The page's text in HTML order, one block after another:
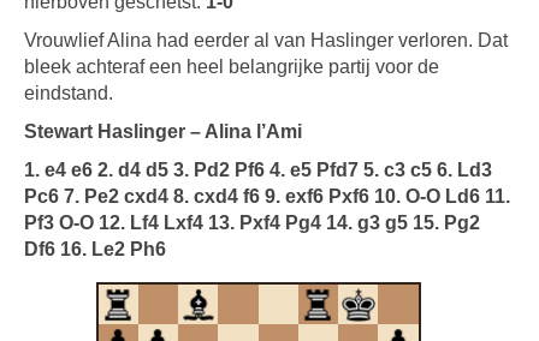
Vrouwlief Alina had eerder al van Haslinger verloren. Dat
bleek achteraf een heel belangrijke partij voor de
eindstand.
Stewart Haslinger – Alina l’Ami
1. e4 e6 2. d4 d5 3. Pd2 Pf6 4. e5 Pfd7 5. c3 c5 6. Ld3
Pc6 7. Pe2 cxd4 8. cxd4 f6 9. exf6 Pxf6 10. O-O Ld6 11.
Pf3 O-O 12. Lf4 Lxf4 13. Pxf4 Pg4 14. g3 g5 15. Pg2
Df6 16. Le2 Ph6